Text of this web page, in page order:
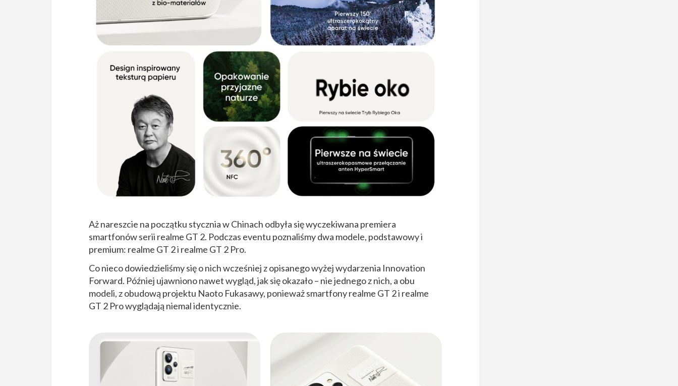
Aż nareszcie na początku stycznia w Chinach odbyła się wyczekiwana premiera
smartfonów serii realme GT 2. Podczas eventu poznaliśmy dwa modele, podstawowy i
premium: realme GT 2 i realme GT 2 Pro.
Co nieco dowiedzieliśmy się o nich wcześniej z opisanego wyżej wydarzenia Innovation
Forward. Później ujawniono nawet wygląd, jak się okazało – nie jednego z nich, a obu
modeli, z obudową projektu Naoto Fukasawy, ponieważsmartfony realme GT 2 i realme
GT 2 Pro wyglądają niemal identycznie.